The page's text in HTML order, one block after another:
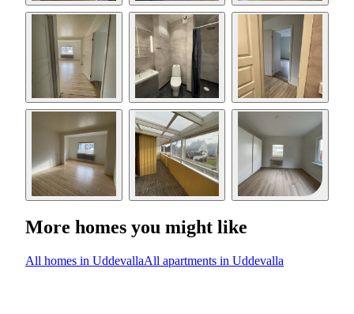
More homes you might like
All homes in UddevallaAll apartments in Uddevalla